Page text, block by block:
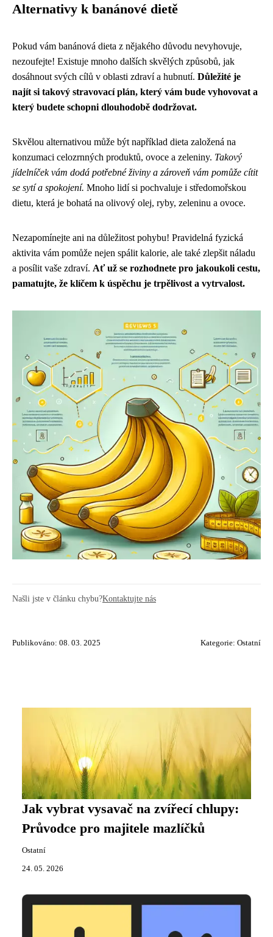
Alternativy k banánové dietě
Pokud vám banánová dieta z nějakého důvodu nevyhovuje,
nezoufejte! Existuje mnoho dalších skvělých způsobů, jak
dosáhnout svých cílů v oblasti zdraví a hubnutí. Důležité je
najít si takový stravovací plán, který vám bude vyhovovat a
který budete schopni dlouhodobě dodržovat.
Skvělou alternativou může být například dieta založená na
konzumaci celozrnných produktů, ovoce a zeleniny. Takový
jídelníček vám dodá potřebné živiny a zároveň vám pomůže cítit
se sytí a spokojení. Mnoho lidí si pochvaluje i středomořskou
dietu, která je bohatá na olivový olej, ryby, zeleninu a ovoce.
Nezapomínejte ani na důležitost pohybu! Pravidelná fyzická
aktivita vám pomůže nejen spálit kalorie, ale také zlepšit náladu
a posílit vaše zdraví. Ať už se rozhodnete pro jakoukoli cestu,
pamatujte, že klíčem k úspěchu je trpělivost a vytrvalost.
Našli jste v článku chybu?Kontaktujte nás
Publikováno: 08. 03. 2025 Kategorie: Ostatní
Jak vybrat vysavač na zvířecí chlupy:
Průvodce pro majitele mazlíčků
Ostatní
24. 05. 2026